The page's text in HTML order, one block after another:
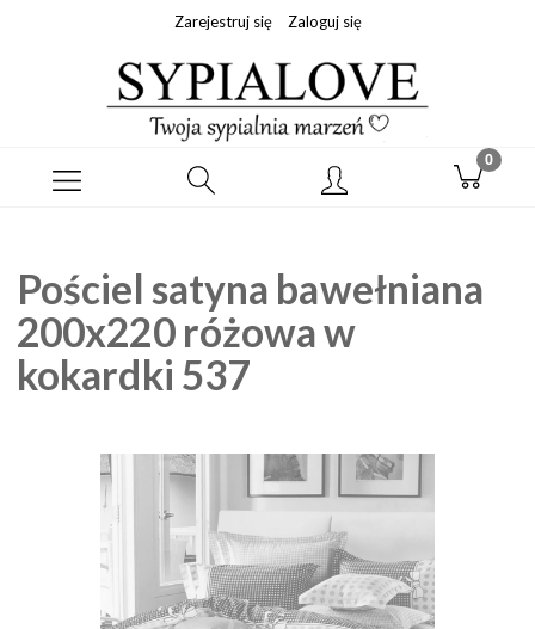
Zarejestruj się Zaloguj się
Pościel satyna bawełniana
200x220 różowa w
kokardki 537